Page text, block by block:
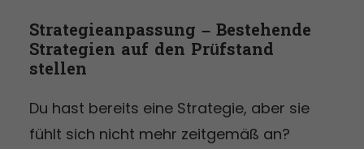
Strategie­anpassung – Bestehende
Strategien auf den Prüfstand
stellen
Du hast bereits eine Strategie, aber sie
fühlt sich nicht mehr zeitgemäß an?